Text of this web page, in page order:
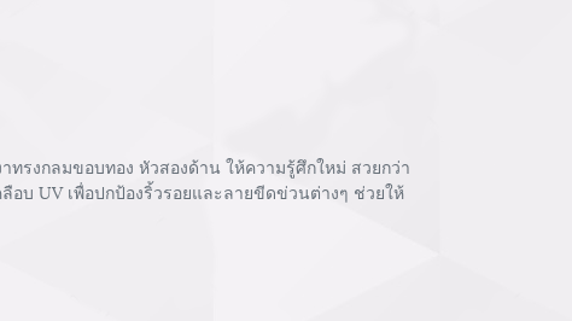
รงกลมขอบทอง หัวสองด้าน ให้ความรู้ศึกใหม่ สวยกว่า
อบ UV เพื่อปกป้องริ้วรอยและลายขีดข่วนต่างๆ ช่วยให้